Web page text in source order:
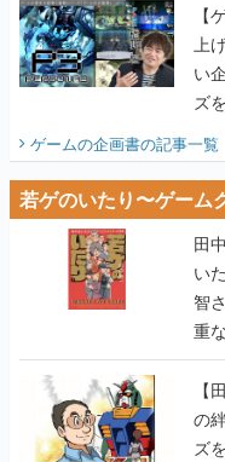
【
上
い
ズ
ゲームの企画書の記事一覧
若ゲのいたり〜ゲーム
田
い
智
重
【
の
ズ